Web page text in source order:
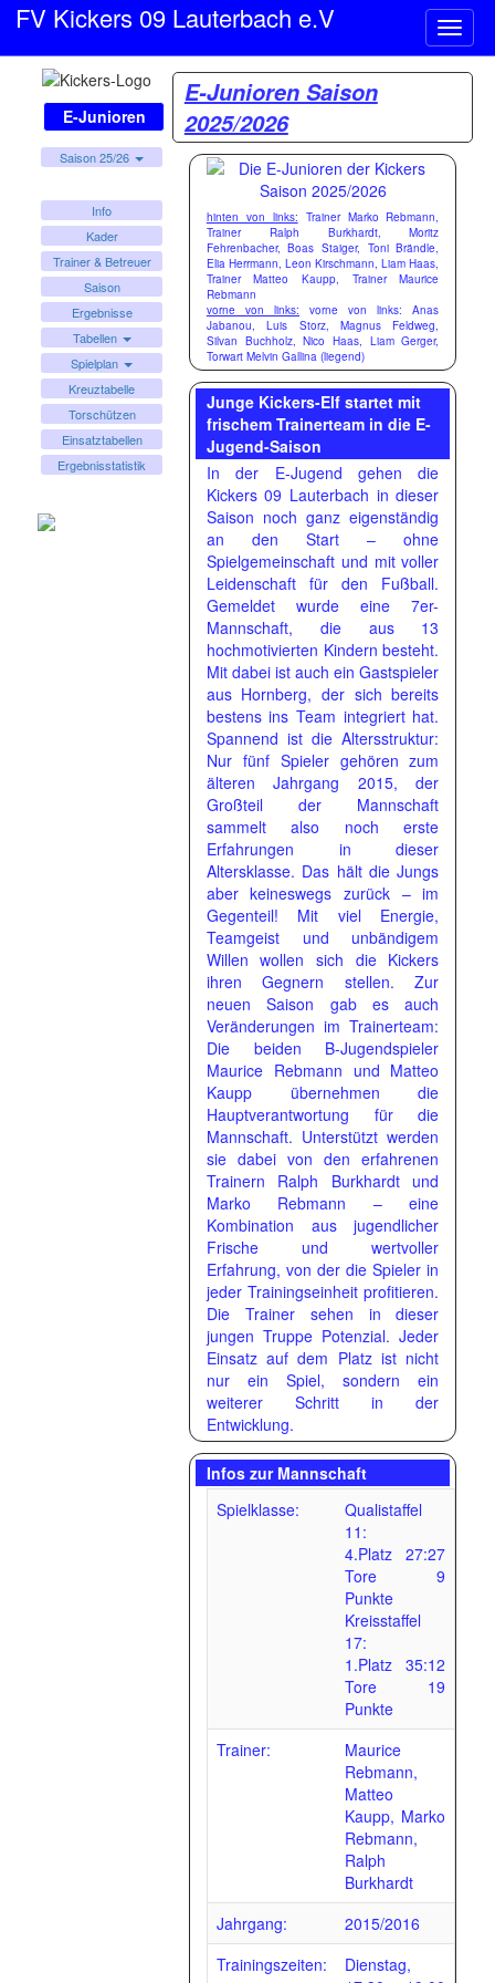
ein-/
FV Kickers 09 Lauterbach e.V
E-Junioren
Saison 25/26
Info
Kader
Trainer & Betreuer
Saison
Ergebnisse
Tabellen
Spielplan
Kreuztabelle
Torschützen
Einsatztabellen
Ergebnisstatistik
E-Junioren Saison
2025/2026
hinten von links: Trainer Marko Rebmann,
Trainer Ralph Burkhardt, Moritz
Fehrenbacher, Boas Staiger, Toni Brändle,
Elia Herrmann, Leon Kirschmann, Liam Haas,
Trainer Matteo Kaupp, Trainer Maurice
Rebmann
vorne von links: vorne von links: Anas
Jabanou, Luis Storz, Magnus Feldweg,
Silvan Buchholz, Nico Haas, Liam Gerger,
Torwart Melvin Gallina (liegend)
Junge Kickers-Elf startet mit
frischem Trainerteam in die E-
Jugend-Saison
In der E-Jugend gehen die
Kickers 09 Lauterbach in dieser
Saison noch ganz eigenständig
an den Start – ohne
Spielgemeinschaft und mit voller
Leidenschaft für den Fußball.
Gemeldet wurde eine 7er-
Mannschaft, die aus 13
hochmotivierten Kindern besteht.
Mit dabei ist auch ein Gastspieler
aus Hornberg, der sich bereits
bestens ins Team integriert hat.
Spannend ist die Altersstruktur:
Nur fünf Spieler gehören zum
älteren Jahrgang 2015, der
Großteil der Mannschaft
sammelt also noch erste
Erfahrungen in dieser
Altersklasse. Das hält die Jungs
aber keineswegs zurück – im
Gegenteil! Mit viel Energie,
Teamgeist und unbändigem
Willen wollen sich die Kickers
ihren Gegnern stellen. Zur
neuen Saison gab es auch
Veränderungen im Trainerteam:
Die beiden B-Jugendspieler
Maurice Rebmann und Matteo
Kaupp übernehmen die
Hauptverantwortung für die
Mannschaft. Unterstützt werden
sie dabei von den erfahrenen
Trainern Ralph Burkhardt und
Marko Rebmann – eine
Kombination aus jugendlicher
Frische und wertvoller
Erfahrung, von der die Spieler in
jeder Trainingseinheit profitieren.
Die Trainer sehen in dieser
jungen Truppe Potenzial. Jeder
Einsatz auf dem Platz ist nicht
nur ein Spiel, sondern ein
weiterer Schritt in der
Entwicklung.
Infos zur Mannschaft
Spielklasse:
Qualistaffel
11:
4.Platz 27:27
Tore 9
Punkte
Kreisstaffel
17:
1.Platz 35:12
Tore 19
Punkte
Trainer:
Maurice
Rebmann,
Matteo
Kaupp, Marko
Rebmann,
Ralph
Burkhardt
Jahrgang:
2015/2016
Trainingszeiten:
Dienstag,